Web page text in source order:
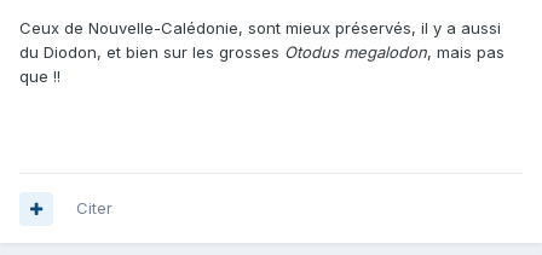
Ceux de Nouvelle-Calédonie, sont mieux préservés, il y a aussi
du Diodon, et bien sur les grosses Otodus megalodon, mais pas
que !!
Citer